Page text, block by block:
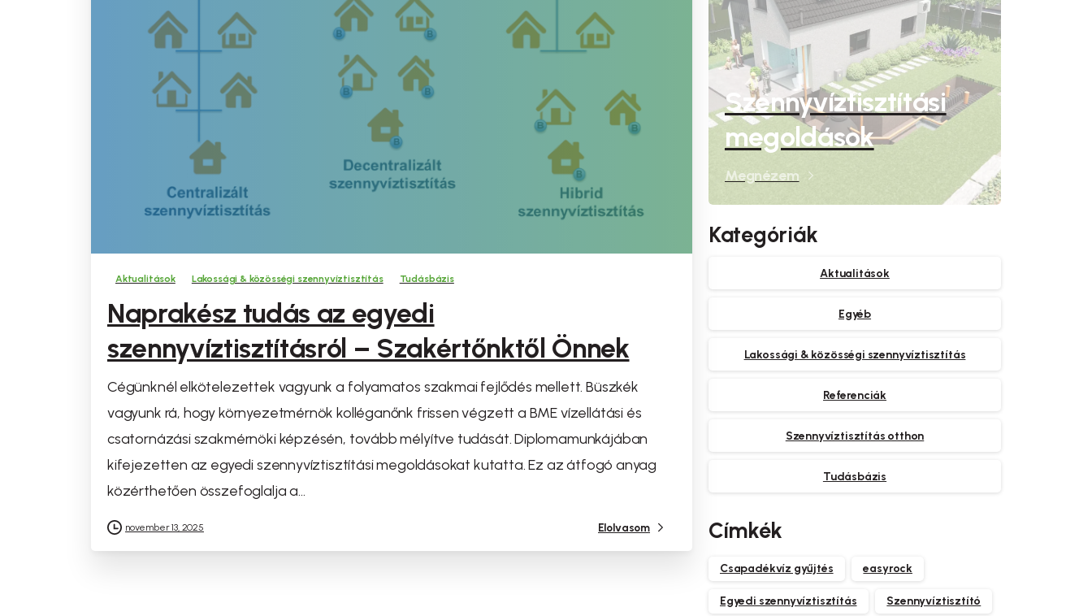
Aktualitások Lakossági & közösségi szennyvíztisztítás Tudásbázis
Naprakész tudás az egyedi
szennyvíztisztításról – Szakértőnktől Önnek
Cégünknél elkötelezettek vagyunk a folyamatos szakmai fejlődés mellett. Büszkék
vagyunk rá, hogy környezetmérnök kolléganőnk frissen végzett a BME vízellátási és
csatornázási szakmérnöki képzésén, tovább mélyítve tudását. Diplomamunkájában
kifejezetten az egyedi szennyvíztisztítási megoldásokat kutatta. Ez az átfogó anyag
közérthetően összefoglalja a...
november 13, 2025 Elolvasom
Szennyvíztisztítási
megoldások
Megnézem
Kategóriák
Aktualitások
Egyéb
Lakossági & közösségi szennyvíztisztítás
Referenciák
Szennyvíztisztítás otthon
Tudásbázis
Címkék
Csapadékvíz gyűjtés easyrock
Egyedi szennyvíztisztítás Szennyvíztisztító